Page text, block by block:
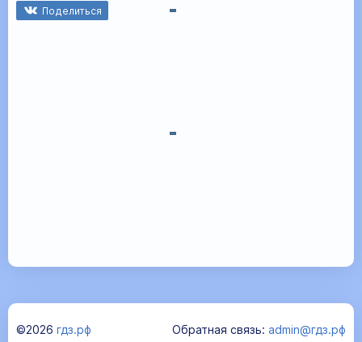
Поделиться
©2026 гдз.рф Обратная связь: admin@гдз.рф